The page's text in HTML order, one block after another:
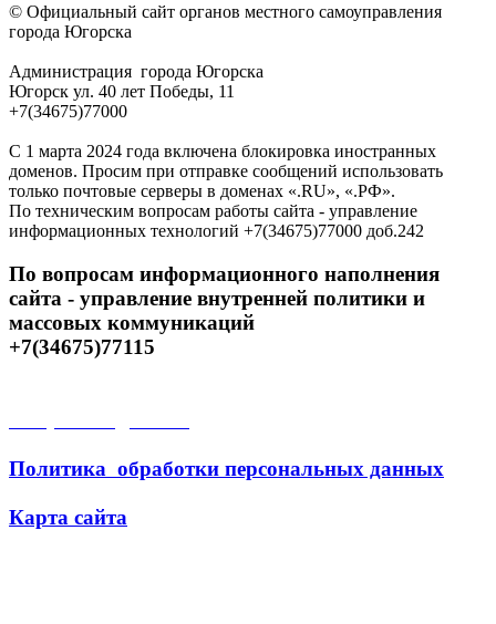
© Официальный сайт органов местного самоуправления
города Югорска
Администрация города Югорска
Югорск ул. 40 лет Победы, 11
+7(34675)77000
С 1 марта 2024 года включена блокировка иностранных
доменов. Просим при отправке сообщений использовать
только почтовые серверы в доменах «.RU», «.РФ».
По техническим вопросам работы сайта - управление
информационных технологий +7(34675)77000 доб.242
По вопросам информационного наполнения
сайта - управление внутренней политики и
массовых коммуникаций
+7(34675)77115
Политика обработки персональных данных
Карта сайта